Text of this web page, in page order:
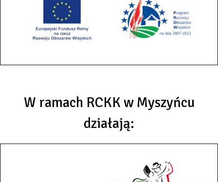
W ramach RCKK w Myszyńcu
działają: